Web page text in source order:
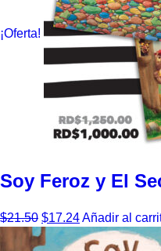
¡Oferta!
Soy Feroz y El
$21.50 $17.24Añadir al